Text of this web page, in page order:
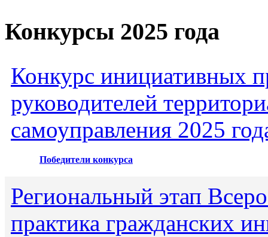
Конкурсы 2025 года
Конкурс инициативных
руководителей
самоуправления 2025
Победители конкурса
Региональный этап
практика гражданских